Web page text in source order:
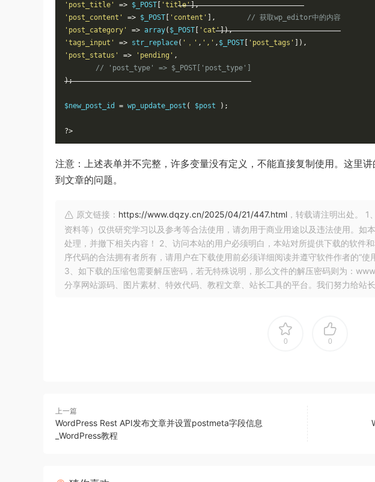
'post_title'
=> $_POST 'title'],
'post_content'
=> $_POST 'content' ,
// 获取wp_editor中的内容
'post_category'
=> array( $_POST 'cat']),
'tags_input'
=> str_replace( '，' , ',' , $_POST 'post_tags' ) ,
'post_status'
=> 'pending' ,
// 'post_type' => $_POST['post_type']
);
$new_post_id = wp_update_post ( $post ) ;
?>
注意：上述表单并不完整，许多变量没有定义，不能直接复制使用。这里
到文章的问题。
原文链接： https://www.dqzy.cn/2025/04/21/447.html ，转载请注明出处。
资料等）仅供研究学习以及参考等合法使用，请勿用于商业用途以及违法使用。如
处理，并撤下相关内容！ 2、访问本站的用户必须明白，本站对所提供下载的软件
序代码的合法拥有者所有，请用户在下载使用前必须详细阅读并遵守软件作者的“
3、如下载的压缩包需要解压密码，若无特殊说明，那么文件的解压密码则为：
分享网站源码、图片素材、特效代码、教程文章、站长工具的平台。我们努力给站
0 0
上一篇
WordPress Rest API发布文章并设置postmeta字段信息
_WordPress教程